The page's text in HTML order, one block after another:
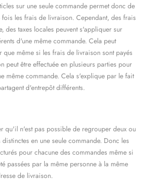
sur une seule commande permet donc de
fois les frais de livraison. Cependant, des frais
des taxes locales peuvent s'appliquer sur
d'une même commande. Cela peut
que même si les frais de livraison sont payés
peut être effectuée en plusieurs parties pour
même commande. Cela s'explique par le fait
d'entrepôt différents.
qu'il n'est pas possible de regrouper deux ou
en une seule commande. Donc les
pour chacune des commandes même si
passées par la même personne à la même
de livraison.